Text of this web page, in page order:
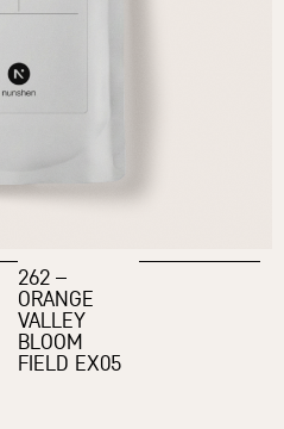
262 –
ORANGE
VALLEY
BLOOM
FIELD EX05